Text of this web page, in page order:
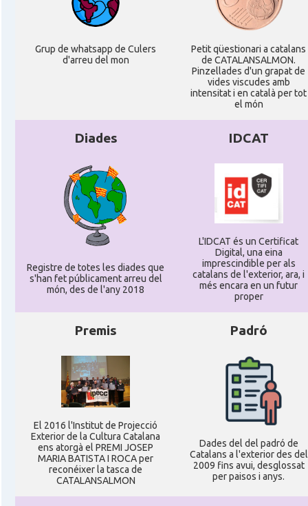
Grup de whatsapp de Culers
d'arreu del mon
Petit qüestionari a catalans
de CATALANSALMON.
Pinzellades d'un grapat de
vides viscudes amb
intensitat i en català per tot
el món
Diades
Registre de totes les diades que
s'han fet públicament arreu del
món, des de l'any 2018
IDCAT
L'IDCAT és un Certificat
Digital, una eina
imprescindible per als
catalans de l'exterior, ara, i
més encara en un futur
proper
Premis
El 2016 l'Institut de Projecció
Exterior de la Cultura Catalana
ens atorgà el PREMI JOSEP
MARIA BATISTA I ROCA per
reconéixer la tasca de
CATALANSALMON
Padró
Dades del del padró de
Catalans a l'exterior des del
2009 fins avui, desglossat
per paisos i anys.